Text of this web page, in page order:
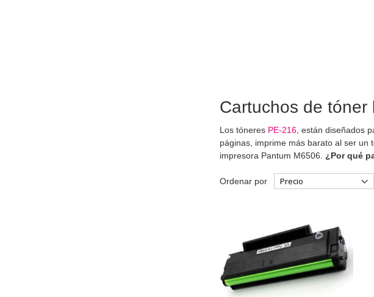
Cartuchos de tóner
Los tóneres PE-216, están diseñados
páginas, imprime más barato al ser un
impresora Pantum M6506.
¿Por qué
Ordenar por